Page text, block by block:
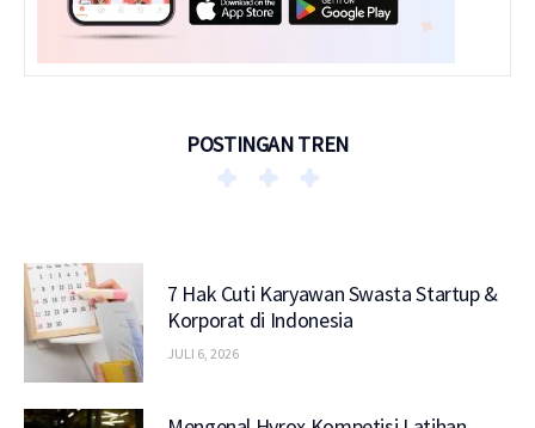
POSTINGAN TREN
7 Hak Cuti Karyawan Swasta Startup &
Korporat di Indonesia
JULI 6, 2026